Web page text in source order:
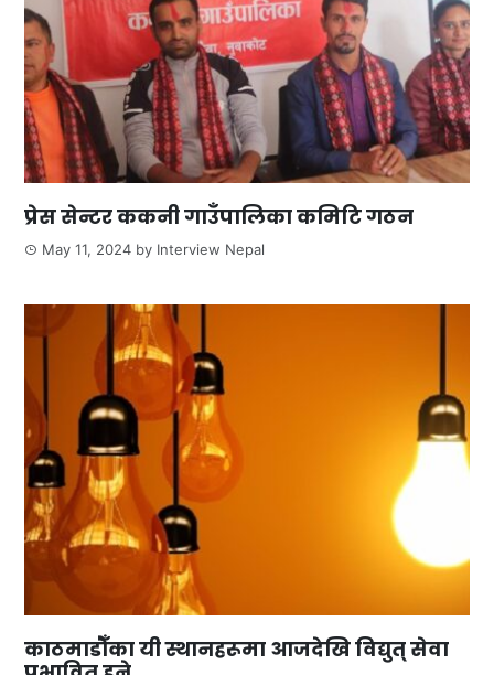
प्रेस सेन्टर ककनी गाउँपालिका कमिटि गठन
May 11, 2024 by Interview Nepal
काठमाडौँका यी स्थानहरूमा आजदेखि विद्युत् सेवा